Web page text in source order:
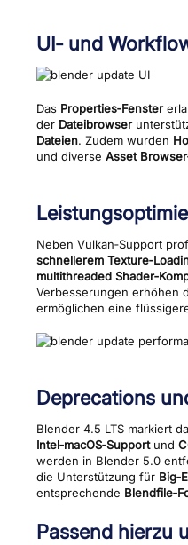
UI‑ und
Das Properties‑Fenster
der Dateibrowser
Dateien. Zudem wurden
und diverseAsset
Neben Vulkan‑Support
schnellerem
multithreaded
Verbesserungen erhöhen
ermöglichen eine
Deprecations
Blender 4.5 LTS markiert
Intel‑macOS‑Supportund
werden in Blender 5.0
die Unterstützung für
entsprechende
Passend hierzu